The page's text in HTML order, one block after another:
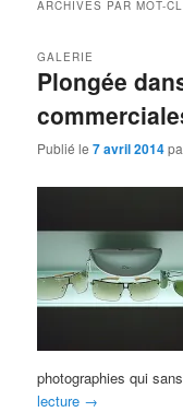
ARCHIVES PAR MOT-
Plongée
GALERIE
Publié le7 avril 2014
photographies qui
lecture →